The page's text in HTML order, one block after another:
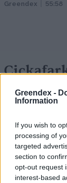
Greendex -
Information
If you wish to
processing of
targeted
section to
opt-out request
interest-based
Greendex 55:58
ismert
EGÉSZSÉGÜNK